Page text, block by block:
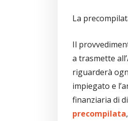
La
Il
a trasmette
riguarderà
impiegato e
finanziaria di
precompilata